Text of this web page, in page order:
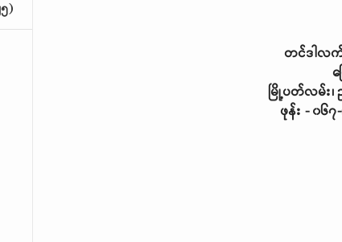
)
တင်ဒါလက်
မြို့ပတ်လမ်း၊
ဖုန်း -၀၆၇-